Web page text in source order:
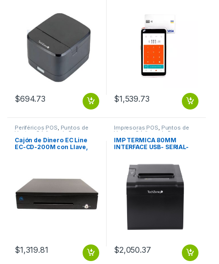
$694.73 $1,539.73
Periféricos POS, Puntos de
Venta y Códigos de Barra
Cajón de Dinero EC Line
EC-CD-200M con Llave,
$1,319.81
Impresoras POS, Puntos de
Venta y Códigos de Barra
IMP TERMICA 80MM
INTERFACE USB- SERIAL-
$2,050.37